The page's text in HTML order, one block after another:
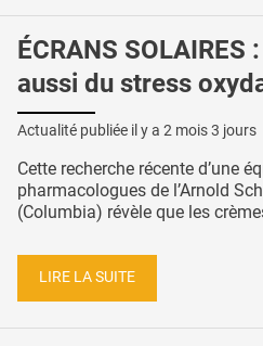
ÉCRANS
aussi du stress
Actualité publiée il y a 2 mois 3 jours
Cette recherche récente d’une
pharmacologues de l’Arnold
(Columbia) révèle que les
LIRE LA SUITE